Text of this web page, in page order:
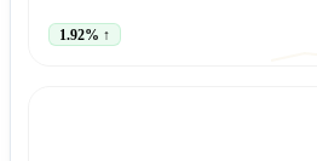
↑ 1.92%